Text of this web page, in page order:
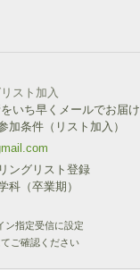
スト加入
いち早くメールでお届け
条件（リスト加入）
ングリスト登録
科（卒業期）
ン指定受信に設定
ご確認ください